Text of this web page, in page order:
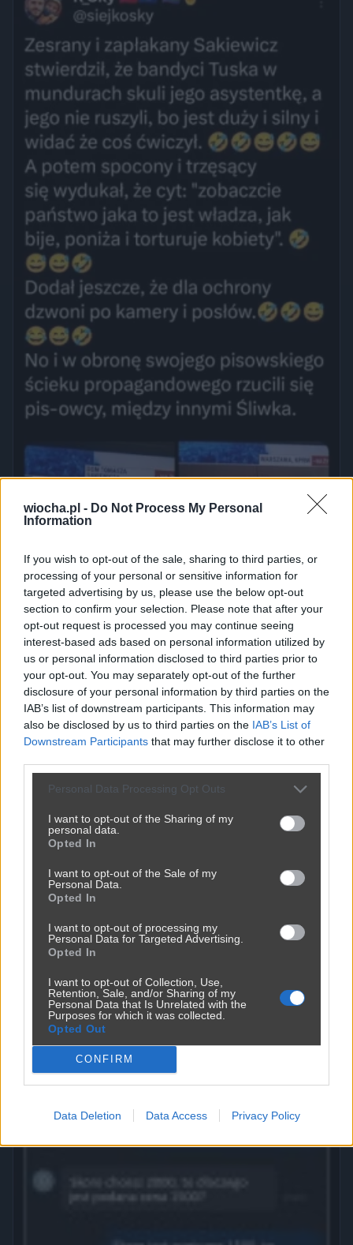
wiocha.pl - Do Not Process My Personal
Information
If you wish to opt-out of the sale, sharing to third parties, or
processing of your personal or sensitive information for
targeted advertising by us, please use the below opt-out
section to confirm your selection. Please note that after your
opt-out request is processed you may continue seeing
interest-based ads based on personal information utilized by
us or personal information disclosed to third parties prior to
your opt-out. You may separately opt-out of the further
disclosure of your personal information by third parties on the
IAB’s list of downstream participants. This information may
also be disclosed by us to third parties on the IAB’s List of
Downstream Participants that may further disclose it to other
Personal Data Processing Opt Outs
I want to opt-out of the Sharing of my
personal data.
Opted In
I want to opt-out of the Sale of my
Personal Data.
Opted In
I want to opt-out of processing my
Personal Data for Targeted Advertising.
Opted In
I want to opt-out of Collection, Use,
Retention, Sale, and/or Sharing of my
Personal Data that Is Unrelated with the
Purposes for which it was collected.
Opted Out
CONFIRM
Data Deletion Data Access Privacy Policy
3011 10 Śmieszne